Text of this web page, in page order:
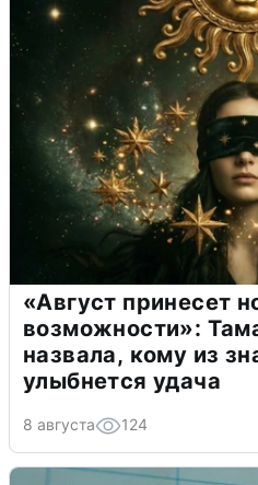
«Август принесет
возможности»:
назвала, кому из
улыбнется удача
8 августа 124